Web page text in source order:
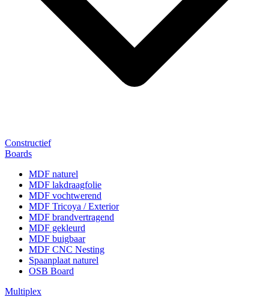
Constructief
Boards
MDF naturel
MDF lakdraagfolie
MDF vochtwerend
MDF Tricoya / Exterior
MDF brandvertragend
MDF gekleurd
MDF buigbaar
MDF CNC Nesting
Spaanplaat naturel
OSB Board
Multiplex